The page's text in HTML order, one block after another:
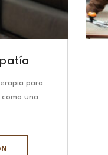
para
una